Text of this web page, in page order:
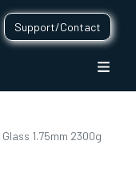
Support/Contact
1.75mm 2300g